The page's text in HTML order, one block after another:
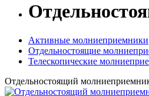
Активные молниеприемники
Отдельностоящие
Телескопические
Отдельностоящий